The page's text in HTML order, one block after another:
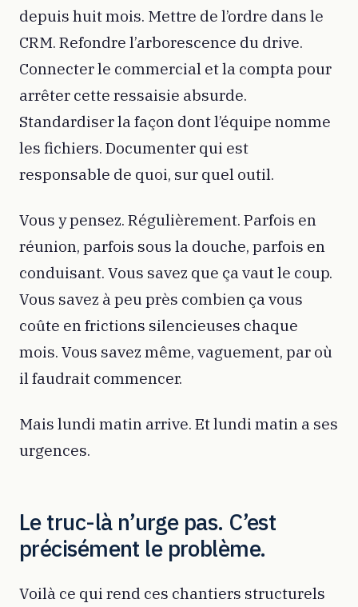
depuis huit mois. Mettre de l’ordre dans le
CRM. Refondre l’arborescence du drive.
Connecter le commercial et la compta pour
arrêter cette ressaisie absurde.
Standardiser la façon dont l’équipe nomme
les fichiers. Documenter qui est
responsable de quoi, sur quel outil.
Vous y pensez. Régulièrement. Parfois en
réunion, parfois sous la douche, parfois en
conduisant. Vous savez que ça vaut le coup.
Vous savez à peu près combien ça vous
coûte en frictions silencieuses chaque
mois. Vous savez même, vaguement, par où
il faudrait commencer.
Mais lundi matin arrive. Et lundi matin a ses
urgences.
Le truc-là n’urge pas. C’est
précisément le problème.
Voilà ce qui rend ces chantiers structurels